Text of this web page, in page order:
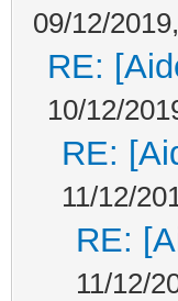
09/12/
RE:
10/12/
RE:
11/12/
RE:
11/12/